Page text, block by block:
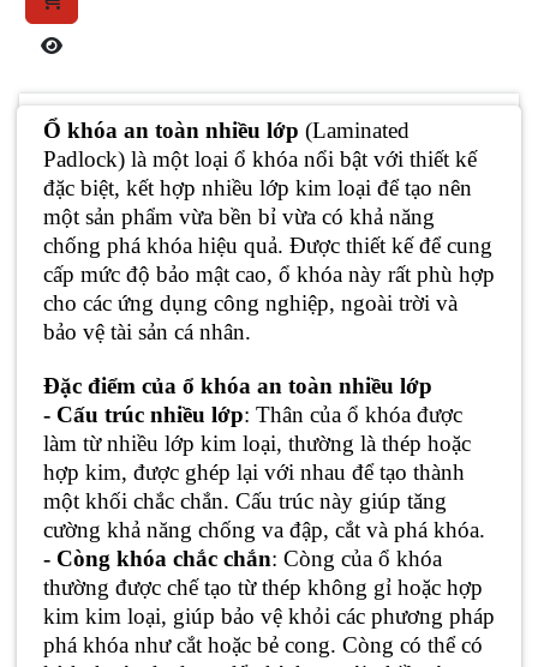
Ổ khóa an toàn nhiều lớp (Laminated
Padlock) là một loại ổ khóa nổi bật với thiết kế
đặc biệt, kết hợp nhiều lớp kim loại để tạo nên
một sản phẩm vừa bền bỉ vừa có khả năng
chống phá khóa hiệu quả. Được thiết kế để cung
cấp mức độ bảo mật cao, ổ khóa này rất phù hợp
cho các ứng dụng công nghiệp, ngoài trời và
bảo vệ tài sản cá nhân.
Đặc điểm của ổ khóa an toàn nhiều lớp
- Cấu trúc nhiều lớp: Thân của ổ khóa được
làm từ nhiều lớp kim loại, thường là thép hoặc
hợp kim, được ghép lại với nhau để tạo thành
một khối chắc chắn. Cấu trúc này giúp tăng
cường khả năng chống va đập, cắt và phá khóa.
- Còng khóa chắc chắn: Còng của ổ khóa
thường được chế tạo từ thép không gỉ hoặc hợp
kim kim loại, giúp bảo vệ khỏi các phương pháp
phá khóa như cắt hoặc bẻ cong. Còng có thể có